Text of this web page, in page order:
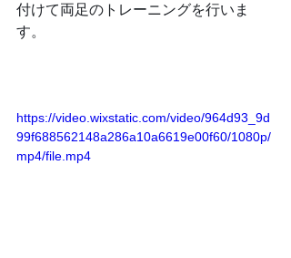
付けて両足のトレーニングを行いま
す。
https://video.wixstatic.com/video/964d93_9d
99f688562148a286a10a6619e00f60/1080p/
mp4/file.mp4